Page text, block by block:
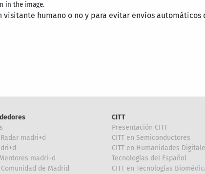
in the image.
visitante humano o no y para evitar envíos automáticos
madri+d
madri+d
Comunidad de Madrid
CITT
Presentación CITT
CITT en Semiconductores
CITT en Humanidades
Tecnologías del Español
CITT en Tecnologías